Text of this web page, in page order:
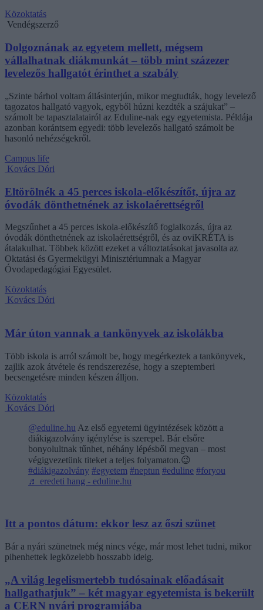
Közoktatás
Vendégszerző
Dolgoznának az egyetem mellett, mégsem
vállalhatnak diákmunkát – több mint százezer
levelezős hallgatót érinthet a szabály
„Szinte bárhol voltam állásinterjún, mikor megtudták, hogy levelező
tagozatos hallgató vagyok, egyből húzni kezdték a szájukat” –
számolt be tapasztalatairól az Eduline-nak egy egyetemista. Példája
azonban korántsem egyedi: több levelezős hallgató számolt be
hasonló nehézségekről.
Campus life
Kovács Dóri
Eltörölnék a 45 perces iskola-előkészítőt, újra az
óvodák dönthetnének az iskolaérettségről
Megszűnhet a 45 perces iskola-előkészítő foglalkozás, újra az
óvodák dönthetnének az iskolaérettségről, és az oviKRÉTA is
átalakulhat. Többek között ezeket a változtatásokat javasolta az
Oktatási és Gyermekügyi Minisztériumnak a Magyar
Óvodapedagógiai Egyesület.
Közoktatás
Kovács Dóri
Már úton vannak a tankönyvek az iskolákba
Több iskola is arról számolt be, hogy megérkeztek a tankönyvek,
zajlik azok átvétele és rendszerezése, hogy a szeptemberi
becsengetésre minden készen álljon.
Közoktatás
Kovács Dóri
@eduline.hu Az első egyetemi ügyintézések között a
diákigazolvány igénylése is szerepel. Bár elsőre
bonyolultnak tűnhet, néhány lépésből megvan – most
végigvezetünk titeket a teljes folyamaton.😉
#diákigazolvány #egyetem #neptun #eduline #foryou
♬ eredeti hang - eduline.hu
Itt a pontos dátum: ekkor lesz az őszi szünet
Bár a nyári szünetnek még nincs vége, már most lehet tudni, mikor
pihenhettek legközelebb hosszabb ideig.
„A világ legelismertebb tudósainak előadásait
hallgathatjuk” – két magyar egyetemista is bekerült
a CERN nyári programjába